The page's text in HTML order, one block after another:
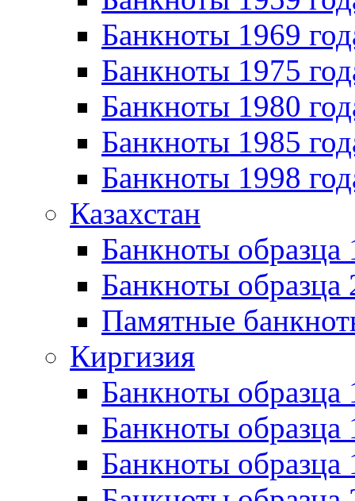
Банкноты 1969
Банкноты 1975
Банкноты 1980
Банкноты 1985
Банкноты 1998
Казахстан
Банкноты
Банкноты образца
Памятные
Киргизия
Банкноты образца
Банкноты образца
Банкноты